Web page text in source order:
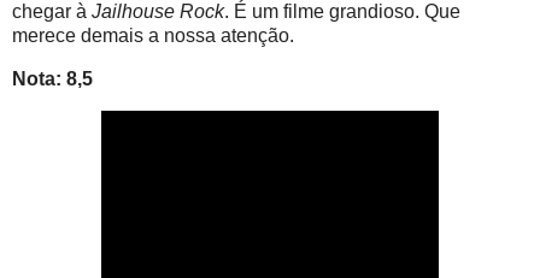
chegar à Jailhouse Rock. É um filme grandioso. Que
merece demais a nossa atenção.
Nota: 8,5